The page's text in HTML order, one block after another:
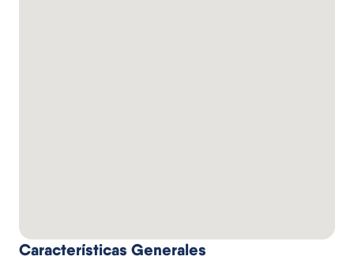
Características Generales